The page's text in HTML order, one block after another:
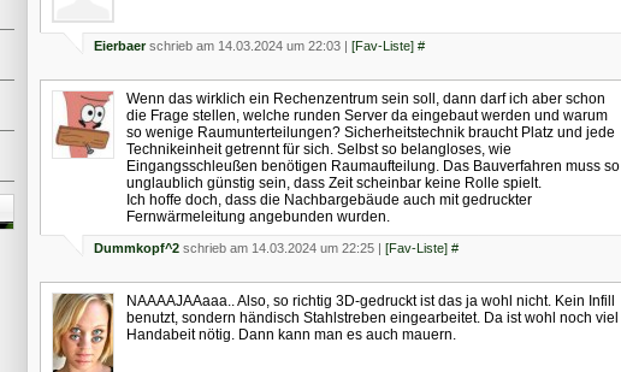
Eierbaerschrieb am 14.03.2024 um 22:03 | [Fav-Liste] #
Wenn das wirklich ein Rechenzentrum sein soll, dann darf ich aber schon
die Frage stellen, welche runden Server da eingebaut werden und warum
so wenige Raumunterteilungen? Sicherheitstechnik braucht Platz und jede
Technikeinheit getrennt für sich. Selbst so belangloses, wie
Eingangsschleußen benötigen Raumaufteilung. Das Bauverfahren muss so
unglaublich günstig sein, dass Zeit scheinbar keine Rolle spielt.
Ich hoffe doch, dass die Nachbargebäude auch mit gedruckter
Fernwärmeleitung angebunden wurden.
Dummkopf^2 schrieb am 14.03.2024 um 22:25 | [Fav-Liste] #
NAAAAJAAaaa.. Also, so richtig 3D-gedruckt ist das ja wohl nicht. Kein Infill
benutzt, sondern händisch Stahlstreben eingearbeitet. Da ist wohl noch viel
Handabeit nötig. Dann kann man es auch mauern.